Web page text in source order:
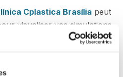
Cplastica Brasília peut
visualiser vos simulations
à votre compte Crisalix.